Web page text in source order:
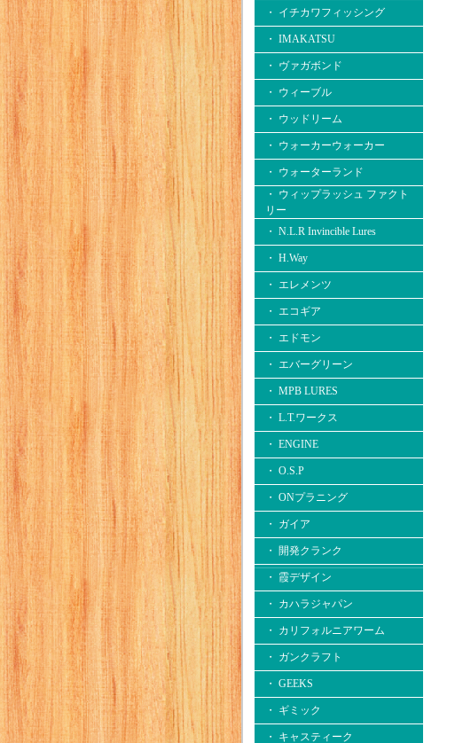
・ イチカワフィッシング
・ IMAKATSU
・ ヴァガボンド
・ ウィーブル
・ ウッドリーム
・ ウォーカーウォーカー
・ ウォーターランド
・ ウィップラッシュ ファクト
リー
・ N.L.R Invincible Lures
・ H.Way
・ エレメンツ
・ エコギア
・ エドモン
・ エバーグリーン
・ MPB LURES
・ L.T.ワークス
・ ENGINE
・ O.S.P
・ ONプラニング
・ ガイア
・ 開発クランク
・ 霞デザイン
・ カハラジャパン
・ カリフォルニアワーム
・ ガンクラフト
・ GEEKS
・ ギミック
・ キャスティーク